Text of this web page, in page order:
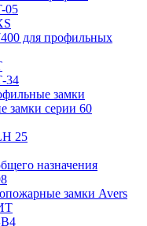
05
для профильных
34
замки
замки серии 60
25
назначения
замки Avers